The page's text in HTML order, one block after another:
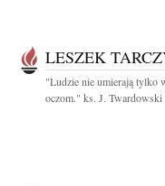
LESZEK
"Ludzie nie umierają tylko
oczom." ks. J. Twardowski